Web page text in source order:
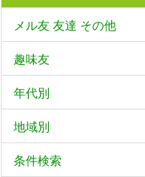
メル友 友達 その他
趣味友
年代別
地域別
条件検索